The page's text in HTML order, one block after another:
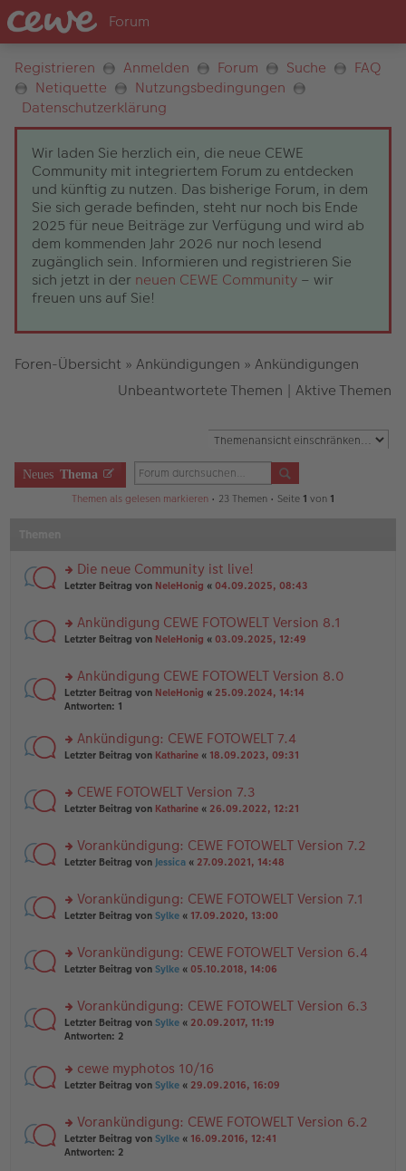
Registrieren Anmelden Forum Suche
FAQ
Netiquette
Nutzungsbedingungen
Datenschutzerklärung
Wir laden Sie herzlich ein, die neue CEWE
Community mit integriertem Forum zu entdecken
und künftig zu nutzen. Das bisherige Forum, in dem
Sie sich gerade befinden, steht nur noch bis Ende
2025 für neue Beiträge zur Verfügung und wird ab
dem kommenden Jahr 2026 nur noch lesend
zugänglich sein. Informieren und registrieren Sie
sich jetzt in der neuen CEWE Community – wir
freuen uns auf Sie!
Foren-Übersicht » Ankündigungen » Ankündigungen
Unbeantwortete Themen | Aktive Themen
Neues Thema
Themen als gelesen markieren • 23 Themen • Seite 1 von 1
rs
u
n
es
e
n
B
ei
tr
g
Die neue Community ist live!
Letzter Beitrag von NeleHonig « 04.09.2025, 08:43
rs
u
n
g
es
e
n
B
ei
tr
g
Ankündigung CEWE FOTOWELT Version 8.1
Letzter Beitrag von NeleHonig « 03.09.2025, 12:49
rs
te
n
g
es
e
n
B
ei
tr
g
Ankündigung CEWE FOTOWELT Version 8.0
Letzter Beitrag von NeleHonig « 25.09.2024, 14:14
Antworten: 1
rs
u
n
es
e
B
ei
g
Ankündigung: CEWE FOTOWELT 7.4
Letzter Beitrag von Katharine « 18.09.2023, 09:31
rs
u
n
es
e
B
ei
g
CEWE FOTOWELT Version 7.3
Letzter Beitrag von Katharine « 26.09.2022, 12:21
rs
u
n
es
e
B
ei
tr
g
Vorankündigung: CEWE FOTOWELT Version 7.2
Letzter Beitrag von Jessica « 27.09.2021, 14:48
rs
u
n
es
e
n
B
ei
tr
g
Vorankündigung: CEWE FOTOWELT Version 7.1
Letzter Beitrag von Sylke « 17.09.2020, 13:00
rs
u
n
g
es
e
n
B
ei
tr
a
Vorankündigung: CEWE FOTOWELT Version 6.4
Letzter Beitrag von Sylke « 05.10.2018, 14:06
rs
te
n
g
es
e
n
er
Vorankündigung: CEWE FOTOWELT Version 6.3
Letzter Beitrag von Sylke « 20.09.2017, 11:19
Antworten: 2
rs
u
n
g
cewe myphotos 10/16
Letzter Beitrag von Sylke « 29.09.2016, 16:09
rs
te
Vorankündigung: CEWE FOTOWELT Version 6.2
Letzter Beitrag von Sylke « 16.09.2016, 12:41
Antworten: 2